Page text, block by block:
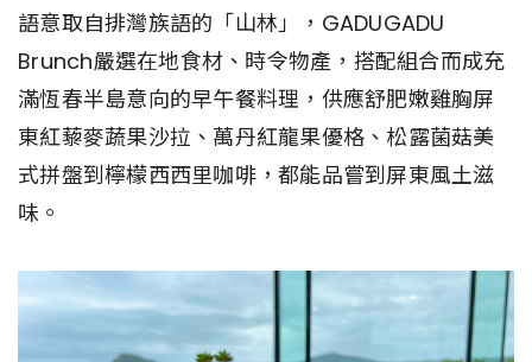
語意取自排灣族語的「山林」，GADUGADU
Brunch嚴選在地食材、時令物產，搭配組合而成充
滿恆春半島意向的早午餐料理，供應舒肥嫩雞胸屏
東紅藜麥蔬果沙拉、萬丹紅龍果優格、松露菌菇美
式拼盤到檸檬西西里咖啡，都能品嘗到屏東風土滋
味。